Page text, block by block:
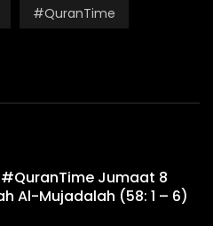
#QuranTime
#QuranTime Jumaat 8
Al-Mujadalah (58: 1 – 6)